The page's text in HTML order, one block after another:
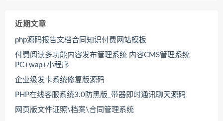
近期文章
php源码报告文档合同知识付费网站模板
付费阅读多功能内容发布管理系统 内容CMS管理系统
PC+wap+小程序
企业级发卡系统修复版源码
PHP在线客服系统3.0防黑版_带器即时通讯聊天源码
网页版文件证照\档案\合同管理系统